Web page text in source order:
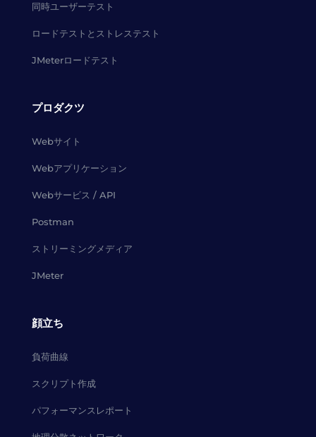
同時ユーザーテスト
ロードテストとストレステスト
JMeterロードテスト
プロダクツ
Webサイト
Webアプリケーション
Webサービス / API
Postman
ストリーミングメディア
JMeter
顔立ち
負荷曲線
スクリプト作成
パフォーマンスレポート